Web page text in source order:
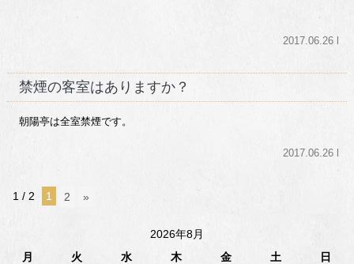
2017.06.26 l
禁煙の客室はありますか？
朝陽亭は全室禁煙です。
2017.06.26 l
1 / 2 1 2 »
2026年8月
月
火 水 木 金 土
日